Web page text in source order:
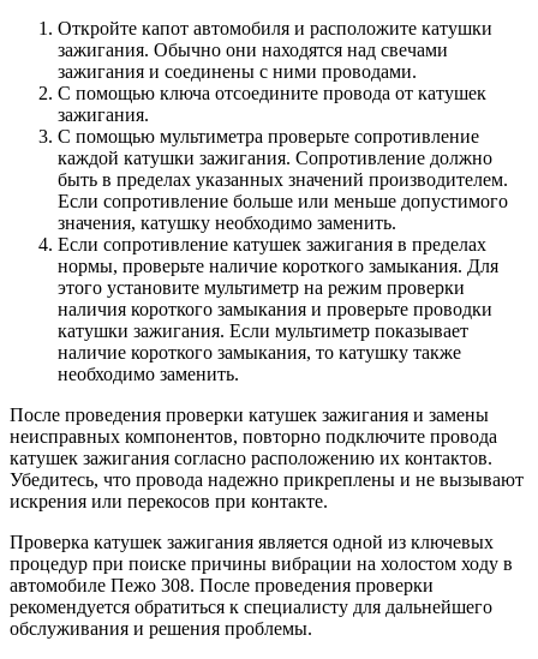
Откройте капот автомобиля и расположите катушки
зажигания. Обычно они находятся над свечами
зажигания и соединены с ними проводами.
С помощью ключа отсоедините провода от катушек
зажигания.
С помощью мультиметра проверьте сопротивление
каждой катушки зажигания. Сопротивление должно
быть в пределах указанных значений производителем.
Если сопротивление больше или меньше допустимого
значения, катушку необходимо заменить.
Если сопротивление катушек зажигания в пределах
нормы, проверьте наличие короткого замыкания. Для
этого установите мультиметр на режим проверки
наличия короткого замыкания и проверьте проводки
катушки зажигания. Если мультиметр показывает
наличие короткого замыкания, то катушку также
необходимо заменить.
После проведения проверки катушек зажигания и замены
неисправных компонентов, повторно подключите провода
катушек зажигания согласно расположению их контактов.
Убедитесь, что провода надежно прикреплены и не вызывают
искрения или перекосов при контакте.
Проверка катушек зажигания является одной из ключевых
процедур при поиске причины вибрации на холостом ходу в
автомобиле Пежо 308. После проведения проверки
рекомендуется обратиться к специалисту для дальнейшего
обслуживания и решения проблемы.